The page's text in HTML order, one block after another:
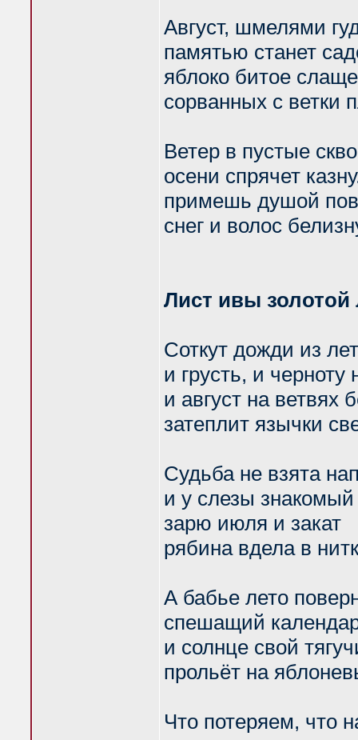
Август, шмелями
памятью станет
яблоко битое
сорванных с ветки
Ветер в пустые
осени спрячет
примешь душой
снег и волос
Лист ивы
Соткут дожди из
и грусть, и черноту
и август на ветвях
затеплит язычки
Судьба не взята
и у слезы знакомый
зарю июля и закат
рябина вдела в
А бабье лето
спешащий
и солнце свой
прольёт на
Что потеряем, что